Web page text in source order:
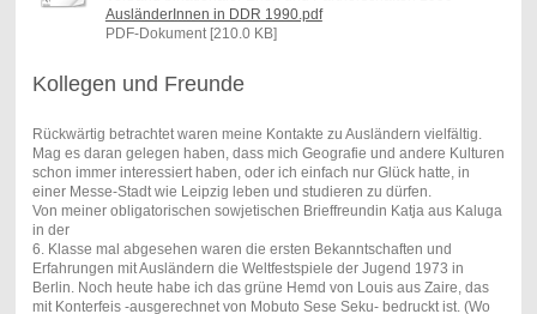
AusländerInnen in DDR 1990.pdf
PDF-Dokument [210.0 KB]
Kollegen und Freunde
Rückwärtig betrachtet waren meine Kontakte zu Ausländern vielfältig.
Mag es daran gelegen haben, dass mich Geografie und andere Kulturen
schon immer interessiert haben, oder ich einfach nur Glück hatte, in
einer Messe-Stadt wie Leipzig leben und studieren zu dürfen.
Von meiner obligatorischen sowjetischen Brieffreundin Katja aus Kaluga
in der
6. Klasse mal abgesehen waren die ersten Bekanntschaften und
Erfahrungen mit Ausländern die Weltfestspiele der Jugend 1973 in
Berlin. Noch heute habe ich das grüne Hemd von Louis aus Zaire, das
mit Konterfeis -ausgerechnet von Mobuto Sese Seku- bedruckt ist. (Wo